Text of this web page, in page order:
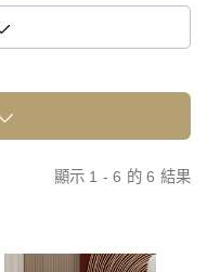
顯示 1 - 6 的 6 結果